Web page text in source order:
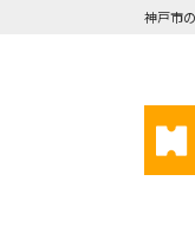
神戸市